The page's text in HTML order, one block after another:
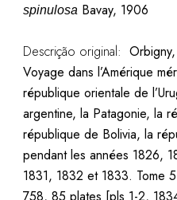
spinulosaBavay, 1906
Descrição original:
Voyage dans l’Amérique
république orientale de
argentine, la Patagonie, la
république de Bolivia, la
pendant les années 1826,
1831, 1832 et 1833. Tome